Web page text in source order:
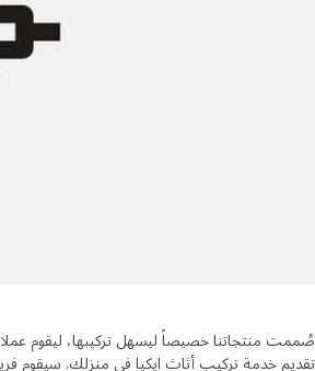
صُممت منتجاتنا خصيصاً ليسهل تركيبها، ليقوم
تقديم خدمة تركيب أثاث ايكيا في منزلك. سيقوم